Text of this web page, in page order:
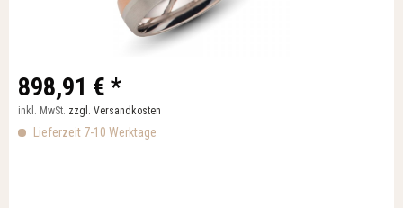
898,91 € *
inkl. MwSt. zzgl. Versandkosten
Lieferzeit 7-10 Werktage